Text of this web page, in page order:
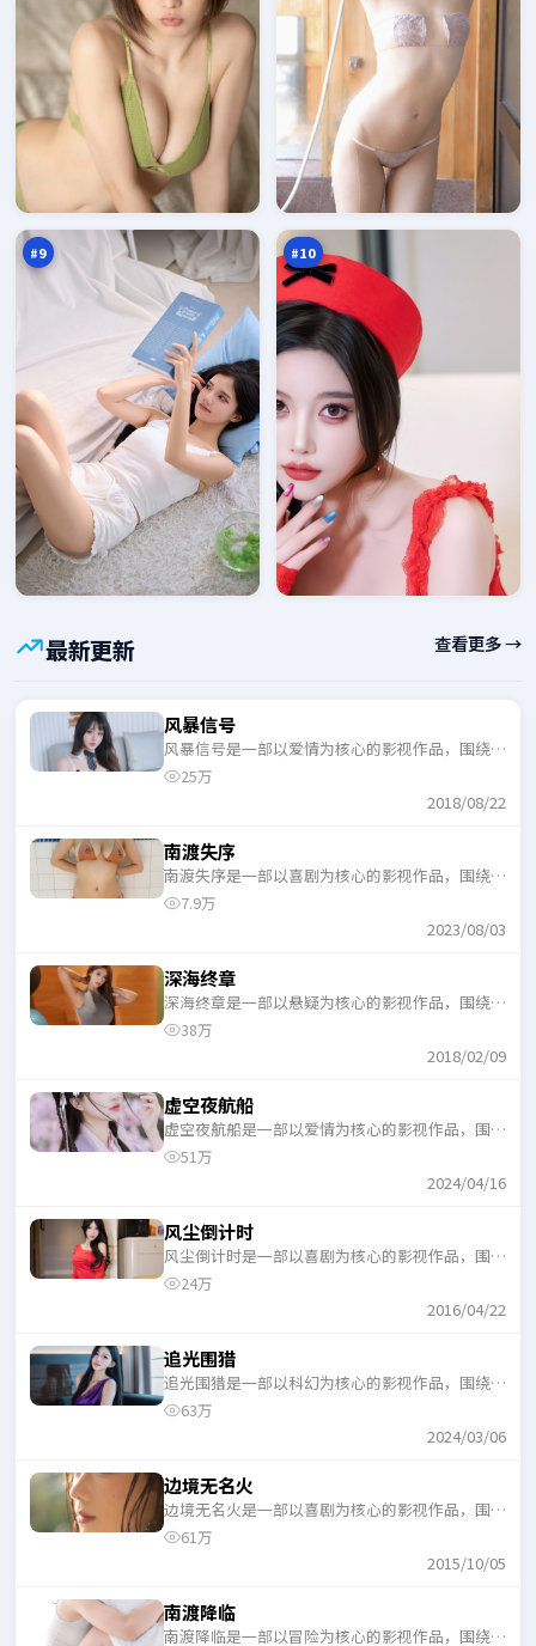
#9
声万
#10
远
海
笔
记
95
万
最新更新 查看更多 →
风暴信号
风暴信号是一部以爱情为核心的影视作品，围绕危
机、反转与人物成长展开，整体节奏紧凑，适合一
25万
2018/08/22
南渡失序
南渡失序是一部以喜剧为核心的影视作品，围绕危
机、反转与人物成长展开，整体节奏紧凑，适合一
7.9万
2023/08/03
深海终章
深海终章是一部以悬疑为核心的影视作品，围绕危
机、反转与人物成长展开，整体节奏紧凑，适合一
38万
2018/02/09
虚空夜航船
虚空夜航船是一部以爱情为核心的影视作品，围绕
危机、反转与人物成长展开，整体节奏紧凑，适合
51万
2024/04/16
风尘倒计时
风尘倒计时是一部以喜剧为核心的影视作品，围绕
危机、反转与人物成长展开，整体节奏紧凑，适合
24万
2016/04/22
追光围猎
追光围猎是一部以科幻为核心的影视作品，围绕危
机、反转与人物成长展开，整体节奏紧凑，适合一
63万
2024/03/06
边境无名火
边境无名火是一部以喜剧为核心的影视作品，围绕
危机、反转与人物成长展开，整体节奏紧凑，适合
61万
2015/10/05
南渡降临
南渡降临是一部以冒险为核心的影视作品，围绕危